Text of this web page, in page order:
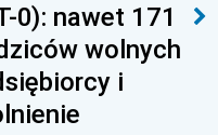
0): nawet 171
wolnych
i